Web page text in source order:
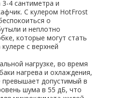
4 сантиметра и
С кулером HotFrost
о
и неплотно
которые могут стать
с верхней
нагрузке, во время
нагрева и охлаждения,
превышает допустимый в
шума в 55 дБ, что